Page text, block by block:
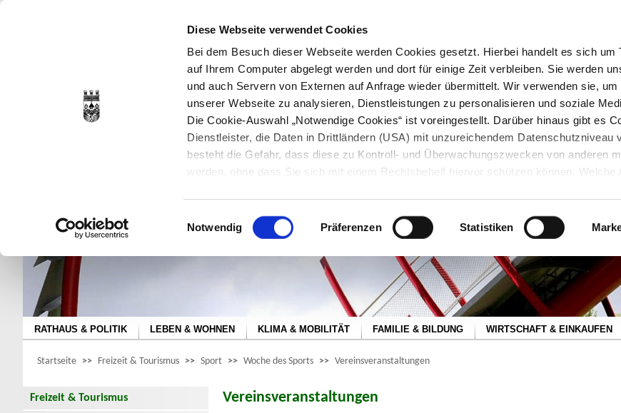
Diese Webseite verwendet Cookies
Bei dem Besuch dieser Webseite werden Cookies gesetzt. Hierbei handelt es sich um
auf Ihrem Computer abgelegt werden und dort für einige Zeit verbleiben. Sie werden
und auch Servern von Externen auf Anfrage wieder übermittelt. Wir verwenden sie, um
unserer Webseite zu analysieren, Dienstleistungen zu personalisieren und soziale
Die Cookie-Auswahl „Notwendige Cookies“ ist voreingestellt. Darüber hinaus gibt es
Dienstleister, die Daten in Drittländern (USA) mit unzureichendem Datenschutzniveau
besteht die Gefahr, dass diese zu Kontroll- und Überwachungszwecken von anderen
werden, ohne dass Sie sich mit einem Rechtsbehelf hiervor schützen können. Welche
Datenschutzerklärung
entnehmen. Die von Ihnen getroffene Auswahl der
jederzeit mit Wirkung für die Zukunft angepasst oder
werden.
Einwilligungsauswahl
Notwendig Präferenzen Statistiken
STARTSEITE
RATHAUS & POLITIK LEBEN & WOHNEN KLIMA & MOBILITÄT FAMILIE & BILDUNG WIRTSCHAFT & EINKAUFEN
Startseite >> Freizeit & Tourismus >> Sport >> Woche des Sports >> Vereinsveranstaltungen
Freizeit & Tourismus Vereinsveranstaltungen